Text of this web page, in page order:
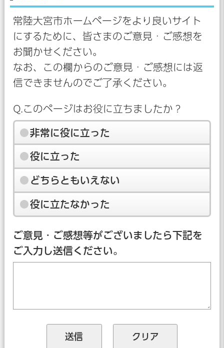
常陸大宮市ホームページをより良いサイト
にするために、皆さまのご意見・ご感想を
お聞かせください。
なお、この欄からのご意見・ご感想には返
信できませんのでご了承ください。
Q.このページはお役に立ちましたか？
非常に役に立った
役に立った
どちらともいえない
役に立たなかった
ご意見・ご感想等がございましたら下記を
ご入力し送信ください。